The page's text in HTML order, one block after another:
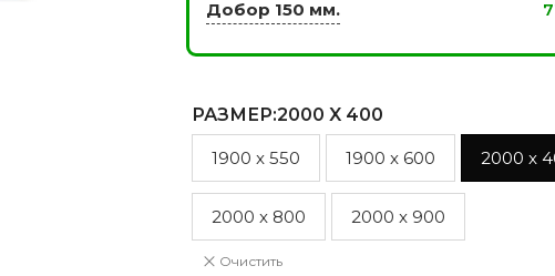
Двери SOFT TOUCH
8 моделей
Добор 150 мм.
РАЗМЕР:2000 X 400
1900 x 550 1900 x 600 2000 x
2000 x 800 2000 x 900
Очистить